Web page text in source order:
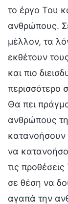
το έργο Του
ανθρώπους.
μέλλον, τα
εκθέτουν
και πιο
περισσότερο
Θα πει
ανθρώπους
κατανοήσουν
να
τις
σε θέση να
αγαπά την